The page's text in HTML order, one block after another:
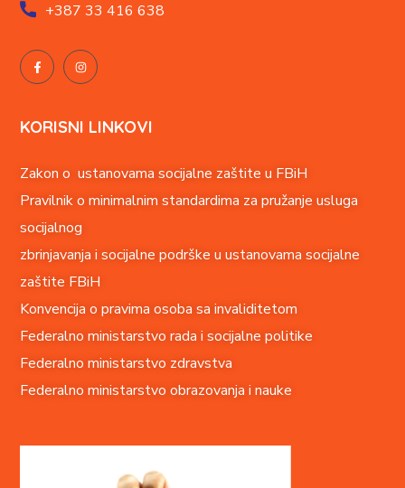
+38733 416 638
KORISNI LINKOVI
Zakon o ustanovama socijalne zaštite u FBiH
Pravilnik o minimalnim standardima za pružanje usluga
socijalnog
zbrinjavanja i socijalne podrške u ustanovama socijalne
zaštite FBiH
Konvencija o pravima osoba sa invaliditetom
Federalno ministarstvo rada i socijalne politike
Federalno ministarstvo zdravstva
Federalno ministarstvo obrazovanja i nauke